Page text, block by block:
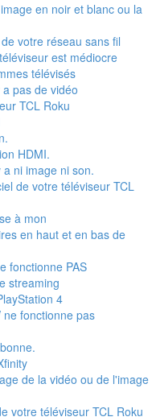
en noir et blanc ou la
votre réseau sans fil
est médiocre
télévisés
pas de vidéo
TCL Roku
HDMI.
ni image ni son.
de votre téléviseur TCL
à mon
en haut et en bas de
fonctionne PAS
streaming
4
ne fonctionne pas
de la vidéo ou de l'image
votre téléviseur TCL Roku